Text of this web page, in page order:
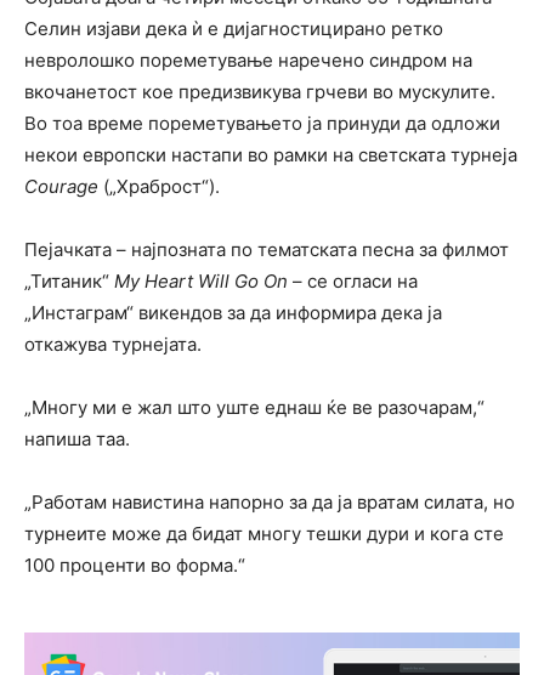
Селин изјави дека ѝ е дијагностицирано ретко
невролошко пореметување наречено синдром на
вкочанетост кое предизвикува грчеви во мускулите.
Во тоа време пореметувањето ја принуди да одложи
некои европски настапи во рамки на светската турнеја
Courage („Храброст“).
Пејачката – најпозната по тематската песна за филмот
„Титаник“ My Heart Will Go On – се огласи на
„Инстаграм“ викендов за да информира дека ја
откажува турнејата.
„Многу ми е жал што уште еднаш ќе ве разочарам,“
напиша таа.
„Работам навистина напорно за да ја вратам силата, но
турнеите може да бидат многу тешки дури и кога сте
100 проценти во форма.“